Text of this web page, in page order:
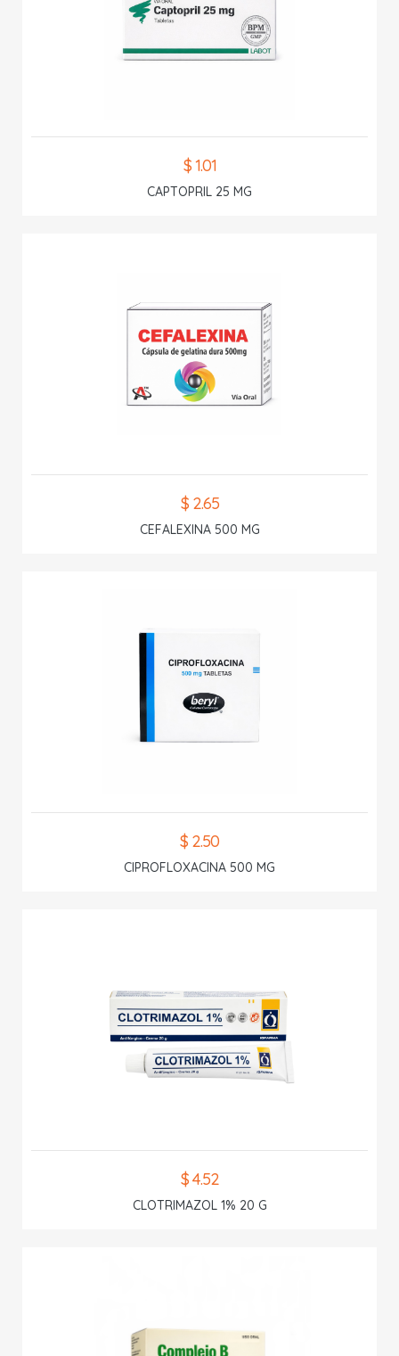
$ 1.01
CAPTOPRIL 25 MG
$ 2.65
CEFALEXINA 500 MG
$ 2.50
CIPROFLOXACINA 500 MG
$ 4.52
CLOTRIMAZOL 1% 20 G